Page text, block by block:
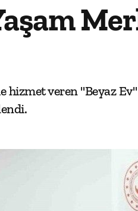
hizmet veren "Beyaz